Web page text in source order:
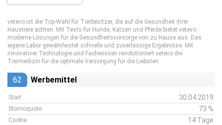
vetevo ist die Top-Wahl für Tierbesitzer, die auf die Gesundheit ihrer
Haustiere achten. Mit Tests für Hunde, Katzen und Pferde bietet vetevo
moderne Lösungen für die Gesundheitsvorsorge von zu Hause aus. Das
eigene Labor gewährleistet schnelle und zuverlässige Ergebnisse. Mit
innovativer Technologie und Fachwissen revolutioniert vetevo die
Tiermedizin für die optimale Versorgung für die Liebsten.
62 Werbemittel
Start 30.04.2019
Stornoquote 73 %
Cookie 14 Tage